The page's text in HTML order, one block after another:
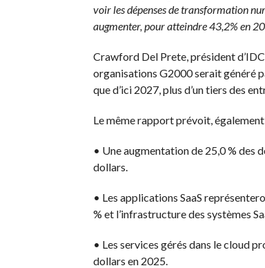
voir les dépenses de transformation
augmenter, pour atteindre 43,2% en
CrawfordDel Prete, président d’IDC
organisations G2000serait généré
que d’ici 2027, plus d’un tiers des
Le même rapport prévoit, également
• Une augmentation de 25,0 % des
dollars.
• Les applications SaaS
% et l’infrastructure des systèmes
• Les services gérés dans le cloud
dollars en 2025.